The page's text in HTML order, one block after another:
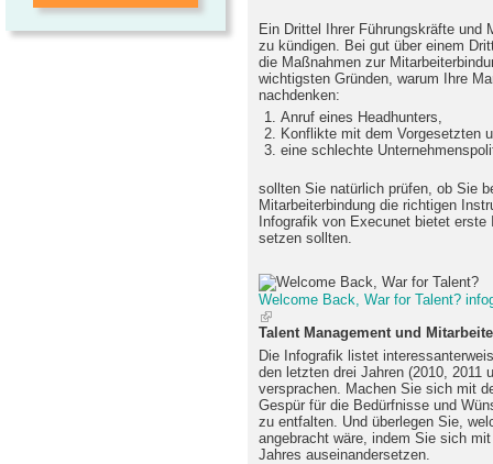
Ein Drittel Ihrer Führungskräfte und
zu kündigen. Bei gut über einem
die Maßnahmen zur
wichtigsten Gründen, warum Ihre
nachdenken:
Anruf eines Headhunters,
Konflikte mit dem Vorgesetzten
eine schlechte
sollten Sie natürlich prüfen, ob Sie
Mitarbeiterbindung die richtigen
Infografik von Execunet bietet
setzen sollten.
Welcome Back, War for Talent?
Talent Management und
Die Infografik listet
den letzten drei Jahren (2010, 2011
versprachen. Machen Sie sich mit
Gespür für die Bedürfnisse und
zu entfalten. Und überlegen Sie,
angebracht wäre, indem Sie sich
Jahres auseinandersetzen.